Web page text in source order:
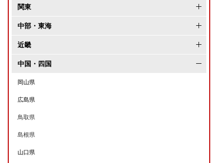
北海道
青森県
岩手県
秋田県
関東
東京都
神奈川県
千葉県
埼玉県
茨城県
栃木県
群馬県
山梨県
中部・東海
長野県
新潟県
富山県
石川県
福井県
愛知県
静岡県
近畿
大阪府
兵庫県
京都府
滋賀県
奈良県
和歌山県
中国・四国
岡山県
広島県
鳥取県
島根県
山口県